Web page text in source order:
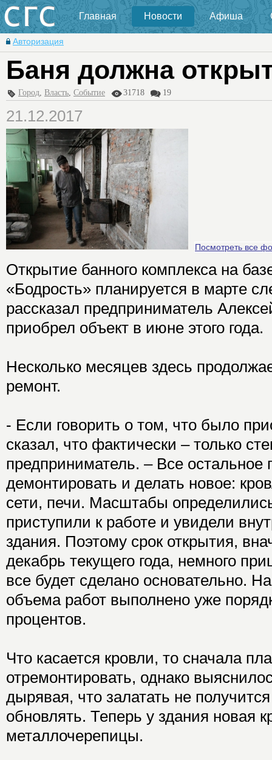
Главная Новости Афиша
Авторизация
Баня должна
Город, Власть, Событие 31718 19
21.12.2017
Посмотреть все
Открытие банного комплекса на
«Бодрость» планируется в марте
рассказал предприниматель
приобрел объект в июне этого года.
Несколько месяцев здесь
ремонт.
- Если говорить о том, что было
сказал, что фактически – только
предприниматель. – Все остальное
демонтировать и делать новое:
сети, печи. Масштабы
приступили к работе и увидели
здания. Поэтому срок открытия,
декабрь текущего года, немного
все будет сделано основательно.
объема работ выполнено уже
процентов.
Что касается кровли, то сначала
отремонтировать, однако
дырявая, что залатать не
обновлять. Теперь у здания новая
металлочерепицы.